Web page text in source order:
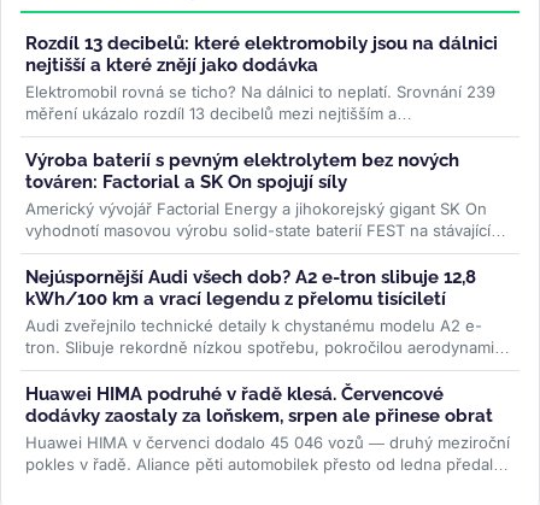
Rozdíl 13 decibelů: které elektromobily jsou na dálnici
nejtišší a které znějí jako dodávka
Elektromobil rovná se ticho? Na dálnici to neplatí. Srovnání 239
měření ukázalo rozdíl 13 decibelů mezi nejtišším a
nejhlučnějším...>>
Výroba baterií s pevným elektrolytem bez nových
továren: Factorial a SK On spojují síly
Americký vývojář Factorial Energy a jihokorejský gigant SK On
vyhodnotí masovou výrobu solid-state baterií FEST na stávajících
linkách....>>
Nejúspornější Audi všech dob? A2 e-tron slibuje 12,8
kWh/100 km a vrací legendu z přelomu tisíciletí
Audi zveřejnilo technické detaily k chystanému modelu A2 e-
tron. Slibuje rekordně nízkou spotřebu, pokročilou aerodynamiku
i LFP baterii....>>
Huawei HIMA podruhé v řadě klesá. Červencové
dodávky zaostaly za loňskem, srpen ale přinese obrat
Huawei HIMA v červenci dodalo 45 046 vozů — druhý meziroční
pokles v řadě. Aliance pěti automobilek přesto od ledna předala